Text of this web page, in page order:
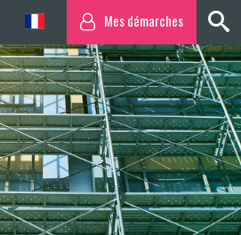
ACCUEIL
ACTUALITÉS
AGENDA
TERRITOIRE
Mes démarches